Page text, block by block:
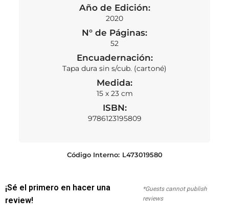
Año de Edición:
2020
N° de Páginas:
52
Encuadernación:
Tapa dura sin s/cub. (cartoné)
Medida:
15 x 23 cm
ISBN:
9786123195809
Código Interno: L473019580
¡Sé el primero en hacer una
review!
*Guests cannot publish
reviews